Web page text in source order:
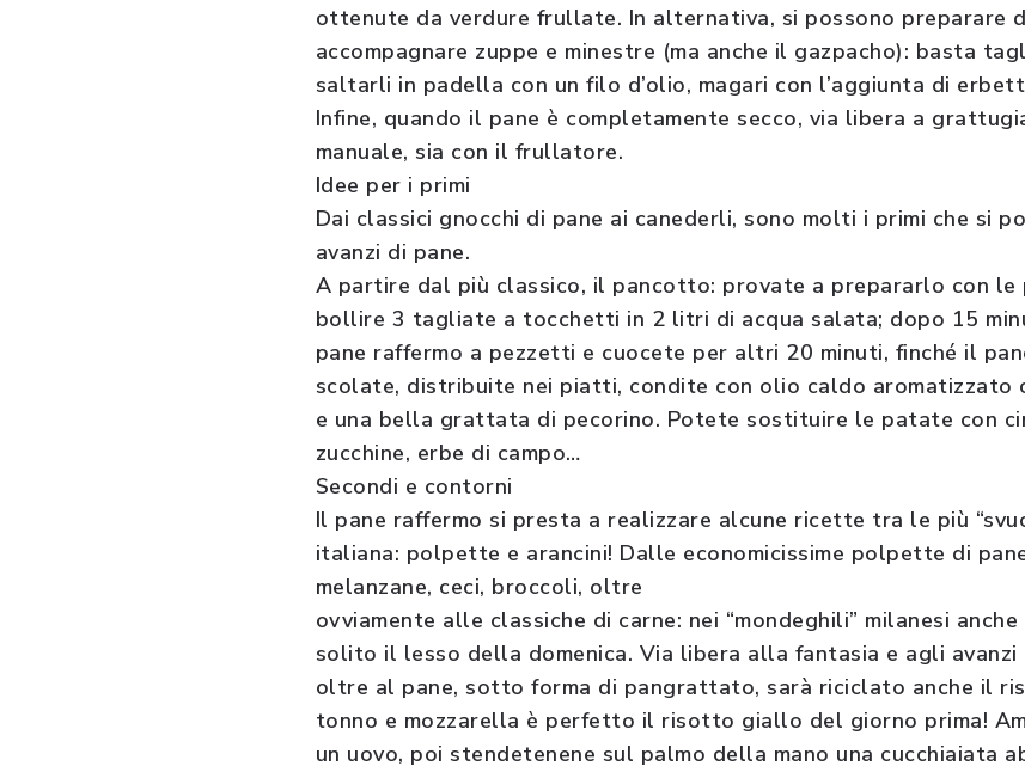
ottenute da verdure frullate. In alternativa, si possono preparare
accompagnare zuppe e minestre (ma anche il gazpacho): basta
saltarli in padella con un filo d’olio, magari con l’aggiunta di
Infine, quando il pane è completamente secco, via libera a
manuale, sia con il frullatore.
Idee per i primi
Dai classici gnocchi di pane ai canederli, sono molti i primi che si
avanzi di pane.
A partire dal più classico, il pancotto: provate a prepararlo con le
bollire 3 tagliate a tocchetti in 2 litri di acqua salata; dopo 15
pane raffermo a pezzetti e cuocete per altri 20 minuti, finché il
scolate, distribuite nei piatti, condite con olio caldo aromatizzato
e una bella grattata di pecorino. Potete sostituire le patate con
zucchine, erbe di campo…
Secondi e contorni
Il pane raffermo si presta a realizzare alcune ricette tra le più
italiana: polpette e arancini! Dalle economicissime polpette di
melanzane, ceci, broccoli, oltre
ovviamente alle classiche di carne: nei “mondeghili” milanesi
solito il lesso della domenica. Via libera alla fantasia e agli avanzi
oltre al pane, sotto forma di pangrattato, sarà riciclato anche il
tonno e mozzarella è perfetto il risotto giallo del giorno prima!
un uovo, poi stendetenene sul palmo della mano una cucchiaiata